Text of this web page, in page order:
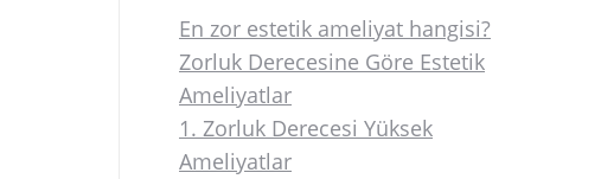
En zor estetik ameliyat hangisi?
Zorluk Derecesine Göre Estetik
Ameliyatlar
1. Zorluk Derecesi Yüksek
Ameliyatlar